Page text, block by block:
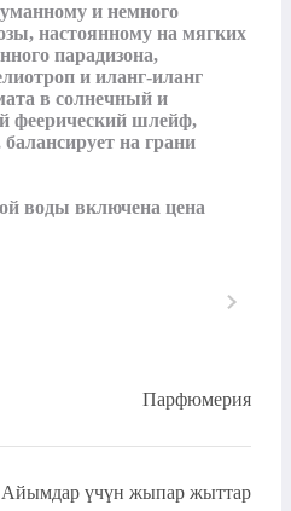
и немного
настоянному на мягких
парадизона,
и иланг-иланг
в солнечный и
феерический шлейф,
на грани
воды включена цена
Парфюмерия
Айымдар үчүн жыпар жыттар